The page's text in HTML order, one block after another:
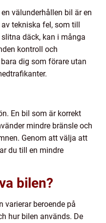
välunderhållen bil är en
tekniska fel, som till
däck, kan i många
kontroll och
dig som förare utan
En bil som är korrekt
mindre bränsle och
Genom att välja att
du till en mindre
bilen?
varierar beroende på
hur bilen används. De